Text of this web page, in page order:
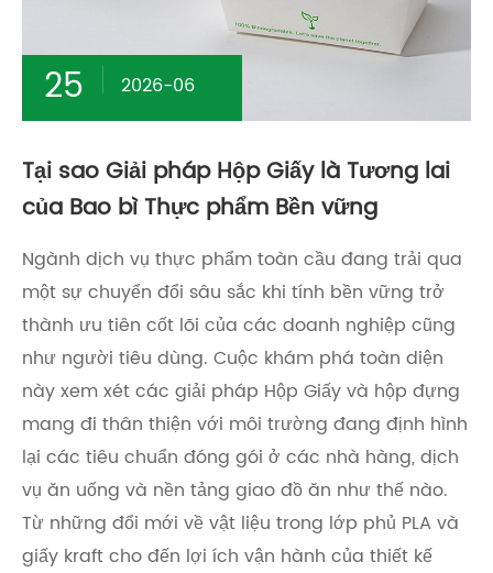
25 2026-06
Tại sao Giải pháp Hộp Giấy là Tương lai
của Bao bì Thực phẩm Bền vững
Ngành dịch vụ thực phẩm toàn cầu đang trải qua
một sự chuyển đổi sâu sắc khi tính bền vững trở
thành ưu tiên cốt lõi của các doanh nghiệp cũng
như người tiêu dùng. Cuộc khám phá toàn diện
này xem xét các giải pháp Hộp Giấy và hộp đựng
mang đi thân thiện với môi trường đang định hình
lại các tiêu chuẩn đóng gói ở các nhà hàng, dịch
vụ ăn uống và nền tảng giao đồ ăn như thế nào.
Từ những đổi mới về vật liệu trong lớp phủ PLA và
giấy kraft cho đến lợi ích vận hành của thiết kế